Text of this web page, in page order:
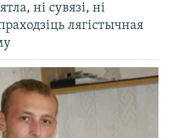
ні сувязі, ні
лягістычная